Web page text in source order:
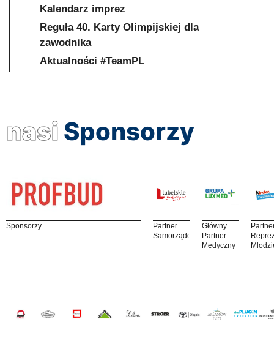
Kalendarz imprez
Reguła 40. Karty Olimpijskiej dla
zawodnika
Aktualności #TeamPL
nasi Sponsorzy
Sponsorzy
Partner
Samorządowy
Główny
Partner
Medyczny